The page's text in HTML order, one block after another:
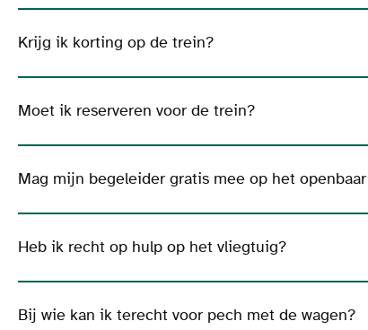
Krijg ik korting op de trein?
Moet ik reserveren voor de trein?
Mag mijn begeleider gratis mee op het
Heb ik recht op hulp op het vliegtuig?
Bij wie kan ik terecht voor pech met de wagen?